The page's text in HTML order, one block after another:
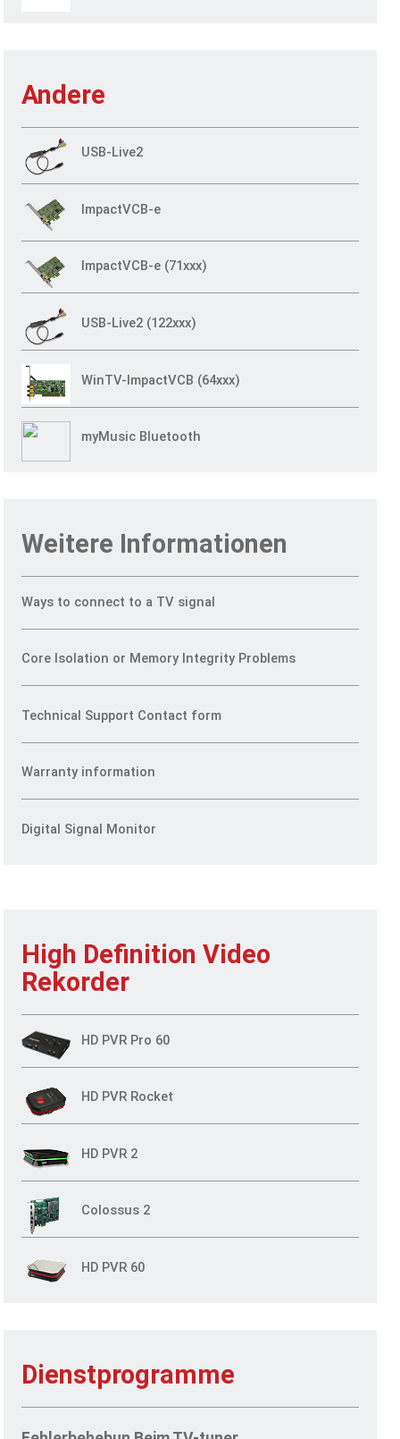
Andere
USB-Live2
ImpactVCB-e
ImpactVCB-e (71xxx)
USB-Live2 (122xxx)
WinTV-ImpactVCB (64xxx)
myMusic Bluetooth
Weitere Informationen
Ways to connect to a TV signal
Core Isolation or Memory Integrity Problems
Technical Support Contact form
Warranty information
Digital Signal Monitor
High Definition Video
Rekorder
HD PVR Pro 60
HD PVR Rocket
HD PVR 2
Colossus 2
HD PVR 60
Dienstprogramme